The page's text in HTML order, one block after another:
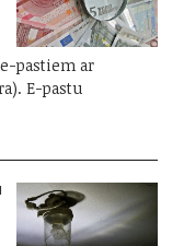
pastiem ar
E-pastu